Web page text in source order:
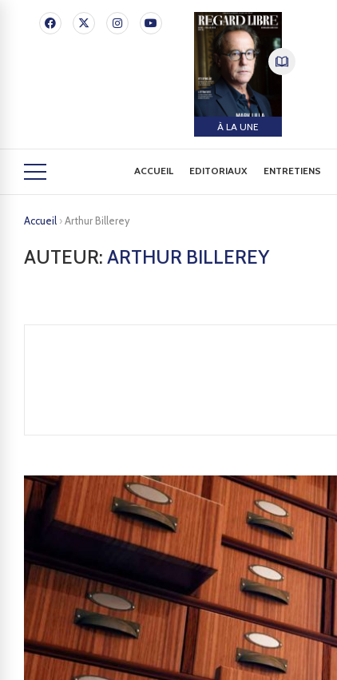
À LA UNE
ACCUEIL EDITORIAUX ENTRETIENS
Accueil ›Arthur Billerey
AUTEUR: ARTHUR BILLEREY